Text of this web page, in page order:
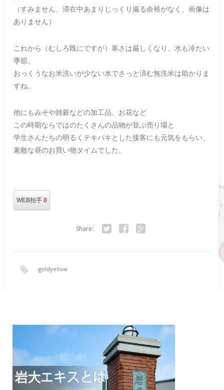
（すみません、滞在中あまりじっくり撮る余裕がなく、画像は
ありません）
これから（むしろ既にですが）寒さは厳しくなり、水も冷たい
季節。
おっくうなお米洗いが少ない水でさっと済む無洗米は助かりま
すね。
他にもみそや雑穀などの加工品、お花など
この時期ならではのたくさんの品物が並ぶ売り場と
学生さんたちの明るくテキパキとした接客にも元気をもらい、
素敵な昼のお買い物タイムでした。
WEB拍手0
Share:
goldyellow